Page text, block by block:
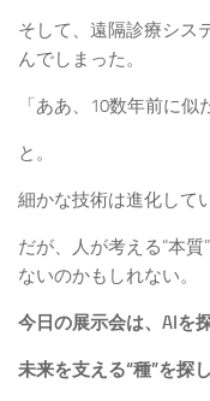
そして、遠隔診療シス
んでしまった。
「ああ、10数年前に似
と。
細かな技術は進化して
だが、人が考える“本
ないのかもしれない。
今日の展示会は、AIを
未来を支える“種”を探